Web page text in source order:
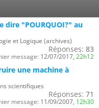
dire "POURQUOI?" au
et Logique (archives)
Réponses: 83
message: 12/07/2017, 22h12
une machine à
scientifiques
Réponses: 71
message: 11/09/2007, 12h30